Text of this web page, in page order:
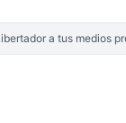
a tus medios